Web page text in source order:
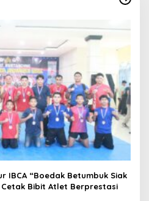
IBCA “Boedak Betumbuk Siak
Cetak Bibit Atlet Berprestasi